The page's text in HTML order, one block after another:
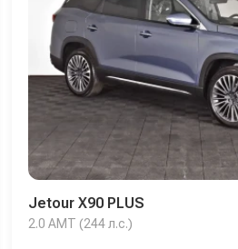
Jetour X90 PLUS
2.0 AMT (244 л.с.)